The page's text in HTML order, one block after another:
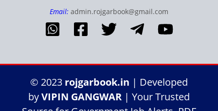
Email: admin.rojgarbook@gmail.com
© 2023 rojgarbook.in | Developed
byVIPIN GANGWAR | Your Trusted